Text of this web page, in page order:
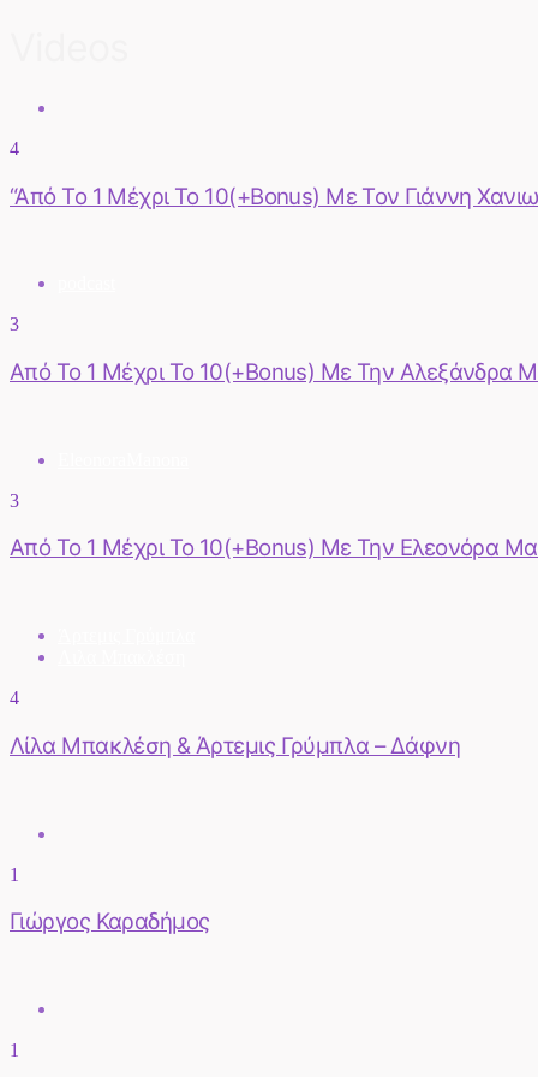
4
“Από Το 1 Μέχρι Το 10(+Bonus) Με Τον Γιάννη
3
Από Το 1 Μέχρι Το 10(+Bonus) Με Την Αλεξάνδρα
3
Από Το 1 Μέχρι Το 10(+Bonus) Με Την Ελεονόρα
4
Λίλα Μπακλέση & Άρτεμις Γρύμπλα – Δάφνη
1
Γιώργος Καραδήμος
1